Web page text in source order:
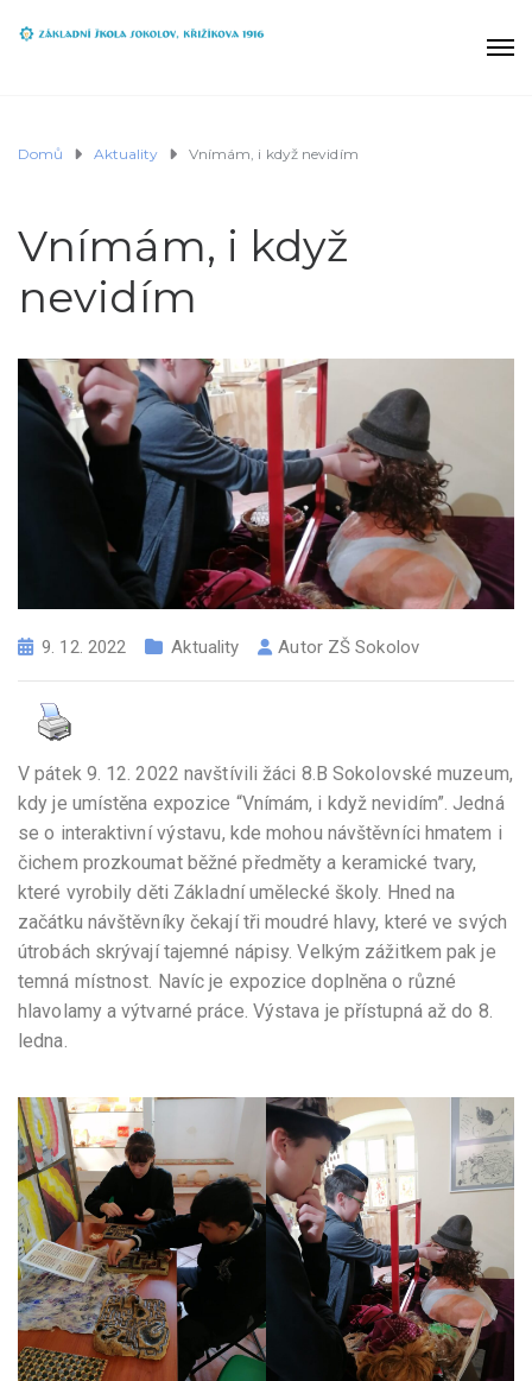
Domů Aktuality Vnímám, i když nevidím
Vnímám, i když
nevidím
9. 12. 2022 Aktuality Autor ZŠ Sokolov
V pátek 9. 12. 2022 navštívili žáci 8.B Sokolovské muzeum,
kdy je umístěna expozice “Vnímám, i když nevidím”. Jedná
se o interaktivní výstavu, kde mohou návštěvníci hmatem i
čichem prozkoumat běžné předměty a keramické tvary,
které vyrobily děti Základní umělecké školy. Hned na
začátku návštěvníky čekají tři moudré hlavy, které ve svých
útrobách skrývají tajemné nápisy. Velkým zážitkem pak je
temná místnost. Navíc je expozice doplněna o různé
hlavolamy a výtvarné práce. Výstava je přístupná až do 8.
ledna.